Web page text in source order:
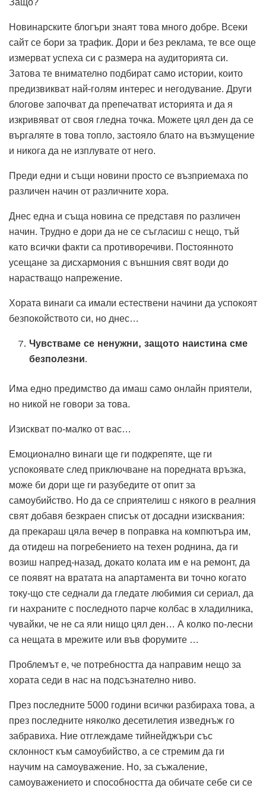
Защо?
Новинарските блогъри знаят това много добре. Всеки
сайт се бори за трафик. Дори и без реклама, те все още
измерват успеха си с размера на аудиторията си.
Затова те внимателно подбират само истории, които
предизвикват най-голям интерес и негодувание. Други
блогове започват да препечатват историята и да я
изкривяват от своя гледна точка. Можете цял ден да се
въргаляте в това топло, застояло блато на възмущение
и никога да не изплувате от него.
Преди едни и същи новини просто се възприемаха по
различен начин от различните хора.
Днес една и съща новина се представя по различен
начин. Трудно е дори да не се съгласиш с нещо, тъй
като всички факти са противоречиви. Постоянното
усещане за дисхармония с външния свят води до
нарастващо напрежение.
Хората винаги са имали естествени начини да успокоят
безпокойството си, но днес…
Чувстваме се ненужни, защото наистина сме
безполезни.
Има едно предимство да имаш само онлайн приятели,
но никой не говори за това.
Изискват по-малко от вас…
Емоционално винаги ще ги подкрепяте, ще ги
успокоявате след приключване на поредната връзка,
може би дори ще ги разубедите от опит за
самоубийство. Но да се сприятелиш с някого в реалния
свят добавя безкраен списък от досадни изисквания:
да прекараш цяла вечер в поправка на компютъра им,
да отидеш на погребението на техен роднина, да ги
возиш напред-назад, докато колата им е на ремонт, да
се появят на вратата на апартамента ви точно когато
току-що сте седнали да гледате любимия си сериал, да
ги нахраните с последното парче колбас в хладилника,
чувайки, че не са яли нищо цял ден… А колко по-лесни
са нещата в мрежите или във форумите …
Проблемът е, че потребността да направим нещо за
хората седи в нас на подсъзнателно ниво.
През последните 5000 години всички разбираха това, а
през последните няколко десетилетия изведнъж го
забравиха. Ние отглеждаме тийнейджъри със
склонност към самоубийство, а се стремим да ги
научим на самоуважение. Но, за съжаление,
самоуважението и способността да обичате себе си се